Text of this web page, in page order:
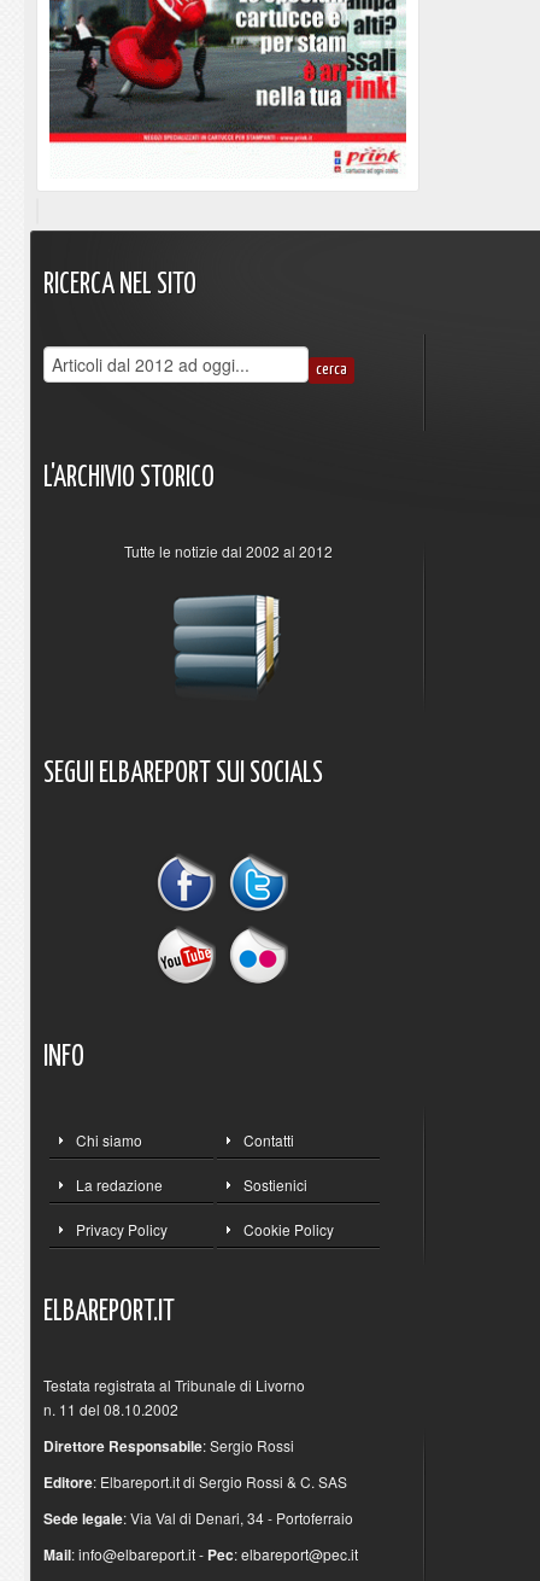
RICERCA NEL SITO
L'ARCHIVIO STORICO
Tutte le notizie dal 2002 al 2012
SEGUI ELBAREPORT SUI SOCIALS
INFO
Chi siamo Contatti
La redazione Sostienici
Privacy Policy Cookie Policy
ELBAREPORT.IT
Testata registrata al Tribunale di Livorno
n. 11 del 08.10.2002
Direttore Responsabile: Sergio Rossi
Editore: Elbareport.it di Sergio Rossi & C. SAS
Sede legale: Via Val di Denari, 34 - Portoferraio
Mail:info@elbareport.it- Pec:elbareport@pec.it